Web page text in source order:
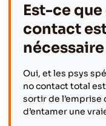
Est-ce
contact
nécessaire
Oui, et les psys
no contact total
sortir de l’emprise
d’entamer une